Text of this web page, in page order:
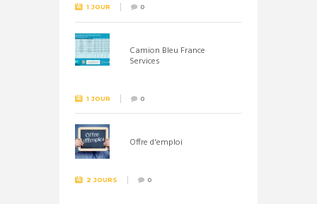
1 JOUR 0
Camion Bleu France
Services
1 JOUR 0
Offre d'emploi
2 JOURS 0